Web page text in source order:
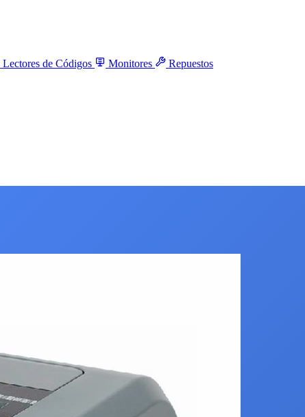
Lectores de Códigos Monitores Repuestos